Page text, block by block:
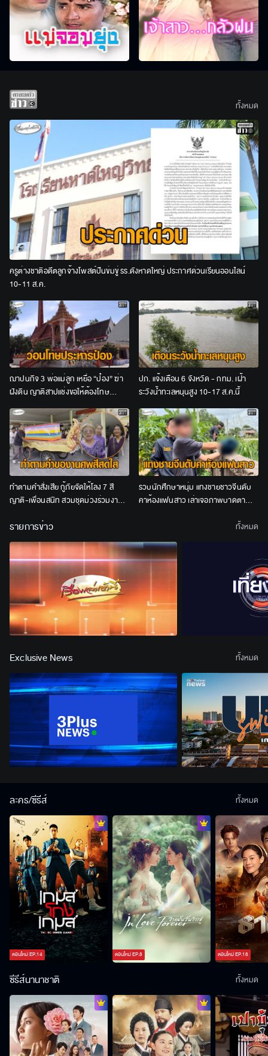
ครูต่างชาติอดีตลูกจ้างโพสต์ปืนข่มขู่ รร.ดังหาดใหญ่ ประกาศด่วนเรียนออนไลน์
10-11 ส.ค.
ฌาปนกิจ 3 พ่อแม่ลูก เหยื่อ “ป๋อง” ฆ่า
ฝังดิน ญาติสาปแช่งขอให้ต้องโทษ
ประหาร
ปภ. แจ้งเตือน 6 จังหวัด - กทม. เฝ้า
ระวังน้ำทะเลหนุนสูง 10-17 ส.ค.นี้
ทำตามคำสั่งเสีย กู้ภัยจัดให้โลง 7 สี
ญาติ-เพื่อนสนิท สวมชุดม่วงร่วมงาน
รวบนักศึกษาหนุ่ม แทงชายชาวจีนดับ
คาห้องแฟนสาว เล่าเจอภาพบาดตา
ทั้งหมด
รายการข่าว ทั้งหมด
Exclusive News ทั้งหมด
ละคร/ซีรีส์
ตอนใหม่EP.14 ตอนใหม่EP.8 ตอนใหม่EP.18
ทั้งหมด
ซีรีส์นานาชาติ ทั้งหมด